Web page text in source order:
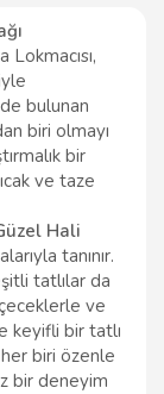
bulunan
biri olmayı
bir
ve taze
Hali
tanınır.
tatlılar da
ve
keyifli bir tatlı
biri özenle
bir deneyim